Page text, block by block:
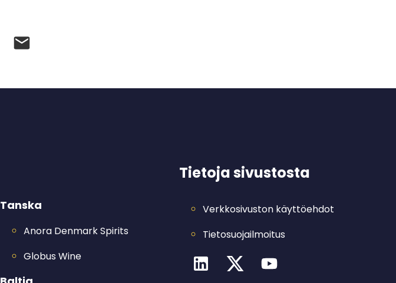
Tanska
Anora Denmark Spirits
Globus Wine
Tietoja sivustosta
Verkkosivuston käyttöehdot
Tietosuojailmoitus